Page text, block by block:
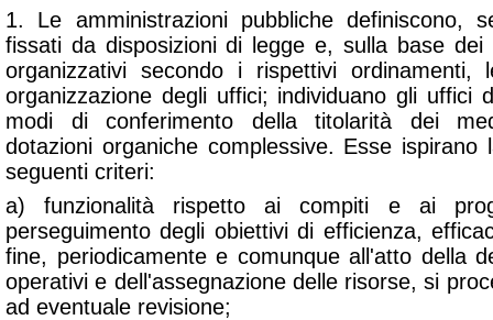
1. Le amministrazioni pubbliche definiscono,
fissati da disposizioni di legge e, sulla base dei
organizzativi secondo i rispettivi ordinamenti,
organizzazione degli uffici; individuano gli uffici
modi di conferimento della titolarità dei
dotazioni organiche complessive. Esse ispirano
seguenti criteri:
a) funzionalità rispetto ai compiti e ai
perseguimento degli obiettivi di efficienza,
fine, periodicamente e comunque all'atto della
operativi e dell'assegnazione delle risorse, si
ad eventuale revisione;